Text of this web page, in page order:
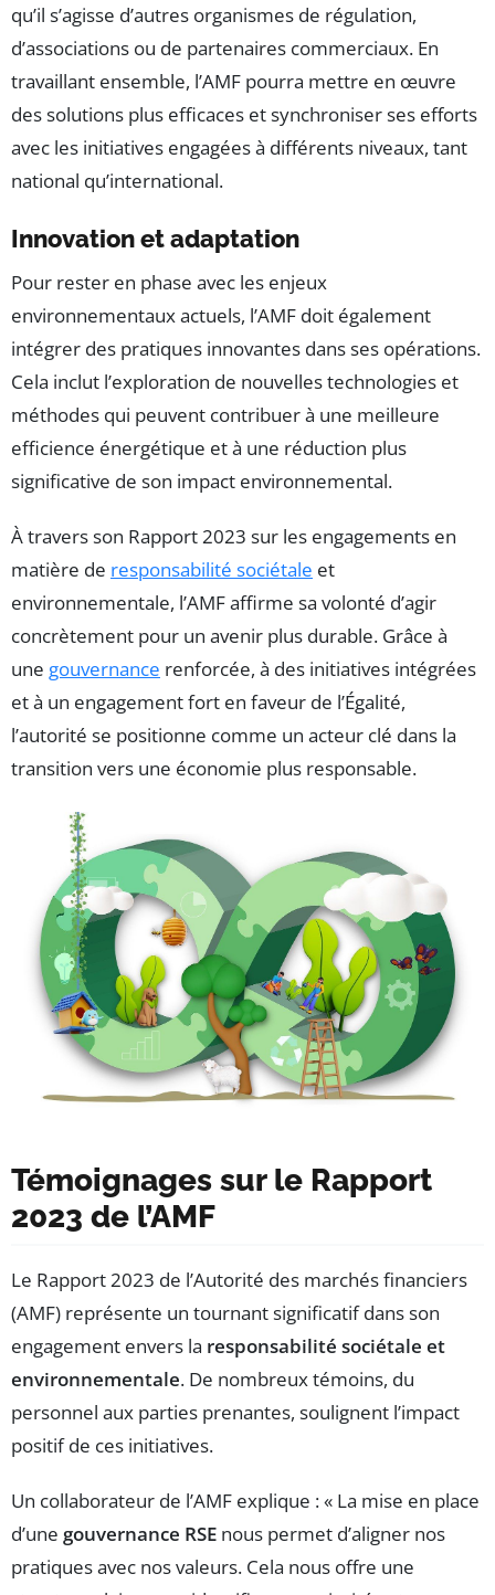
qu’il s’agisse d’autres organismes de régulation,
d’associations ou de partenaires commerciaux. En
travaillant ensemble, l’AMF pourra mettre en œuvre
des solutions plus efficaces et synchroniser ses efforts
avec les initiatives engagées à différents niveaux, tant
national qu’international.
Innovation et adaptation
Pour rester en phase avec les enjeux
environnementaux actuels, l’AMF doit également
intégrer des pratiques innovantes dans ses opérations.
Cela inclut l’exploration de nouvelles technologies et
méthodes qui peuvent contribuer à une meilleure
efficience énergétique et à une réduction plus
significative de son impact environnemental.
À travers son Rapport 2023 sur les engagements en
matière de responsabilité sociétale et
environnementale, l’AMF affirme sa volonté d’agir
concrètement pour un avenir plus durable. Grâce à
une gouvernance renforcée, à des initiatives intégrées
et à un engagement fort en faveur de l’Égalité,
l’autorité se positionne comme un acteur clé dans la
transition vers une économie plus responsable.
Témoignages sur le Rapport
2023 de l’AMF
Le Rapport 2023 de l’Autorité des marchés financiers
(AMF) représente un tournant significatif dans son
engagement envers la responsabilité sociétale et
environnementale. De nombreux témoins, du
personnel aux parties prenantes, soulignent l’impact
positif de ces initiatives.
Un collaborateur de l’AMF explique : « La mise en place
d’une gouvernance RSE nous permet d’aligner nos
pratiques avec nos valeurs. Cela nous offre une